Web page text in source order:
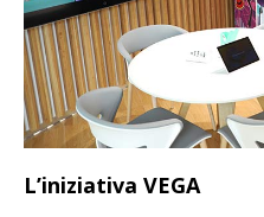
L’iniziativa VEGA